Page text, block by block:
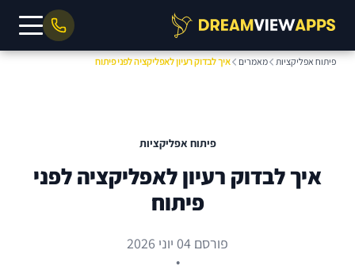
פיתוח אפליקציות מאמרים איך לבדוק רעיון לאפליקציה לפני פיתוח
פיתוח אפליקציות
איך לבדוק רעיון לאפליקציה לפני
פיתוח
פורסם 04 יוני 2026